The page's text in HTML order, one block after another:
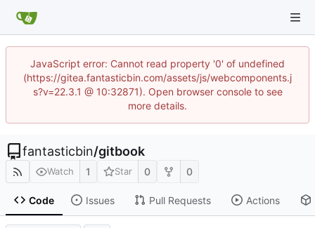
JavaScript error: Cannot read property '0' of undefined
(https://gitea.fantasticbin.com/assets/js/webcomponents.j
s?v=22.3.1 @ 10:32871). Open browser console to see
more details.
fantasticbin/gitbook
Watch 1 Star 0 0
Code Issues Pull Requests Actions